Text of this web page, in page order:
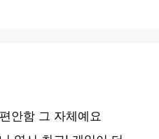
안함 그 자체예요